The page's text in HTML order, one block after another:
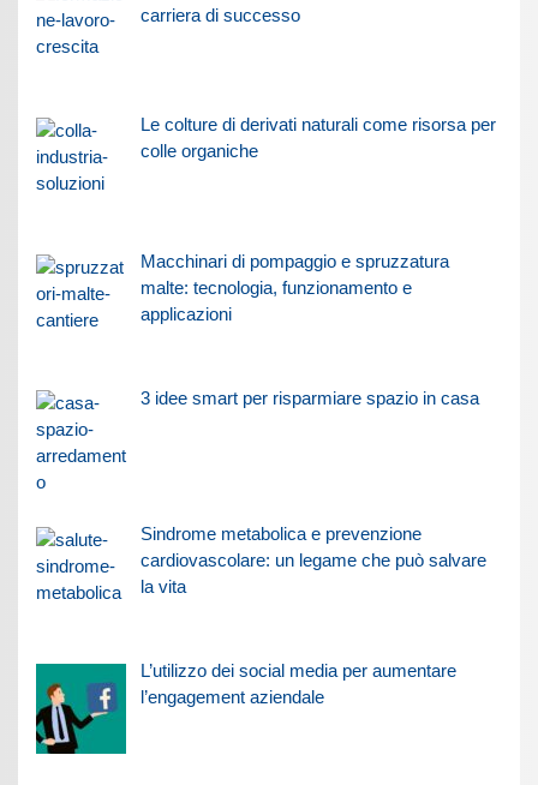
carriera di successo
Le colture di derivati naturali come risorsa per
colle organiche
Macchinari di pompaggio e spruzzatura
malte: tecnologia, funzionamento e
applicazioni
3 idee smart per risparmiare spazio in casa
Sindrome metabolica e prevenzione
cardiovascolare: un legame che può salvare
la vita
L’utilizzo dei social media per aumentare
l’engagement aziendale